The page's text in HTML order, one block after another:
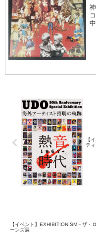
【
テ
【イベント】EXHIBITIONISM－ザ・
ーンズ展